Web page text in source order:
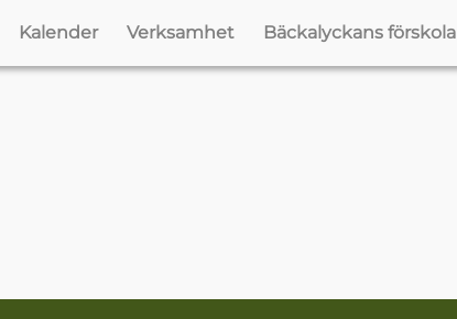
Kalender Verksamhet Bäckalyckans förskola